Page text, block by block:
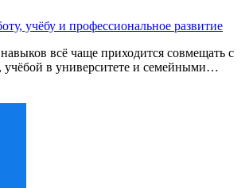
учёбу и профессиональное развитие
всё чаще приходится совмещать с
учёбой в университете и семейными…